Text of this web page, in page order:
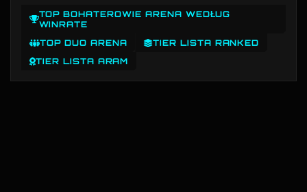
TOP BOHATEROWIE ARENA WEDŁUG
WINRATE
TOP DUO ARENA
TIER LISTA RANKED
TIER LISTA ARAM